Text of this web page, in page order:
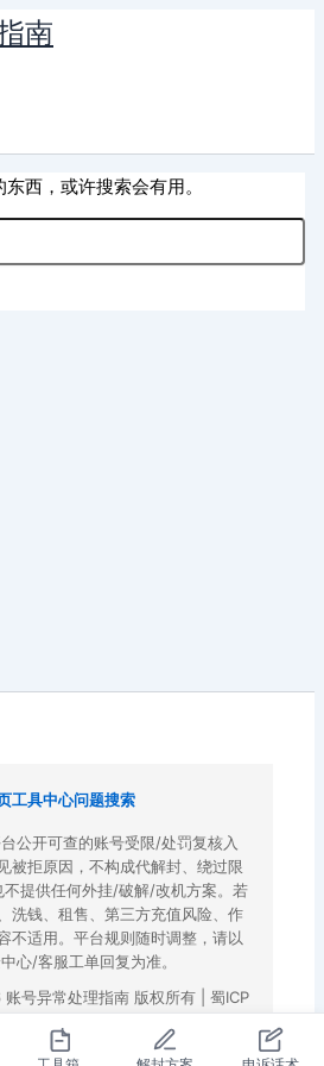
南
西，或许搜索会有用。
工具中心问题搜索
公开可查的账号受限/处罚复核入
被拒原因，不构成代解封、绕过限
不提供任何外挂/破解/改机方案。若
洗钱、租售、第三方充值风险、作
不适用。平台规则随时调整，请以
心/客服工单回复为准。
号异常处理指南 版权所有 | 蜀ICP